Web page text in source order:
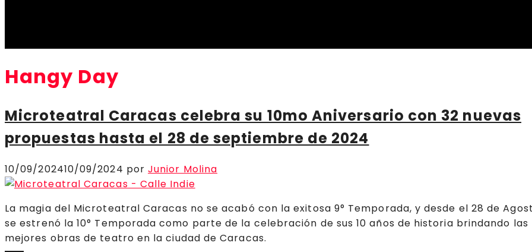
Hangy Day
Microteatral Caracas celebra su 10mo Aniversario con 32 nuevas
propuestas hasta el 28 de septiembre de 2024
10/09/202410/09/2024 porJunior Molina
La magia del Microteatral Caracas no se acabó con la exitosa 9° Temporada, y desde el 28 de
se estrenó la 10° Temporada como parte de la celebración de sus 10 años de historia brindando las
mejores obras de teatro en la ciudad de Caracas.